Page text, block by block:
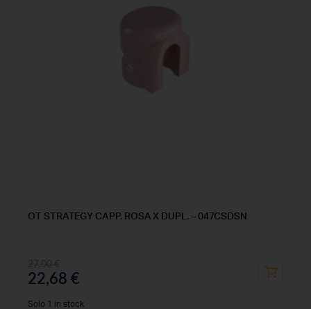
OT STRATEGY CAPP. ROSA X DUPL. – 047CSDSN
22,68 €
Solo 1 in stock